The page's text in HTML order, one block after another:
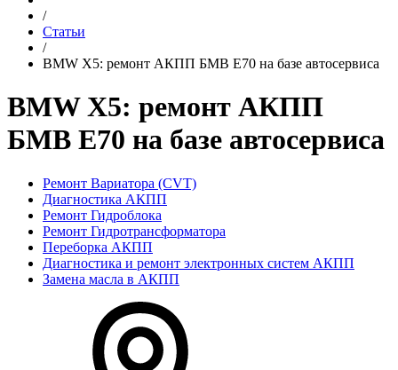
/
Статьи
/
BMW X5: ремонт АКПП БМВ Е70 на базе автосервиса
BMW X5: ремонт АКПП
БМВ Е70 на базе автосервиса
Ремонт Вариатора (CVT)
Диагностика АКПП
Ремонт Гидроблока
Ремонт Гидротрансформатора
Переборка АКПП
Диагностика и ремонт электронных систем АКПП
Замена масла в АКПП